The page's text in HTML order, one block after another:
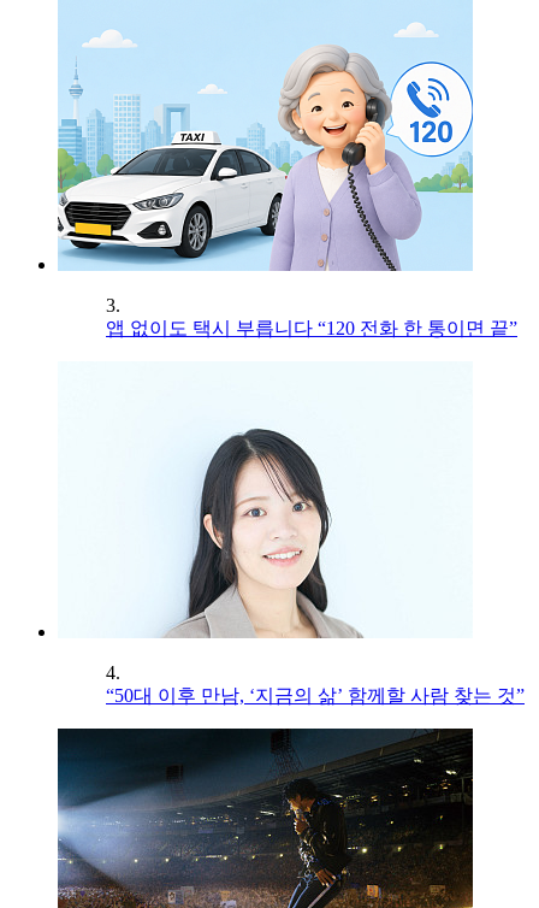
3.
앱 없이도 택시 부릅니다 “120 전화 한 통이면 끝”
4.
“50대 이후 만남, ‘지금의 삶’ 함께할 사람 찾는 것”